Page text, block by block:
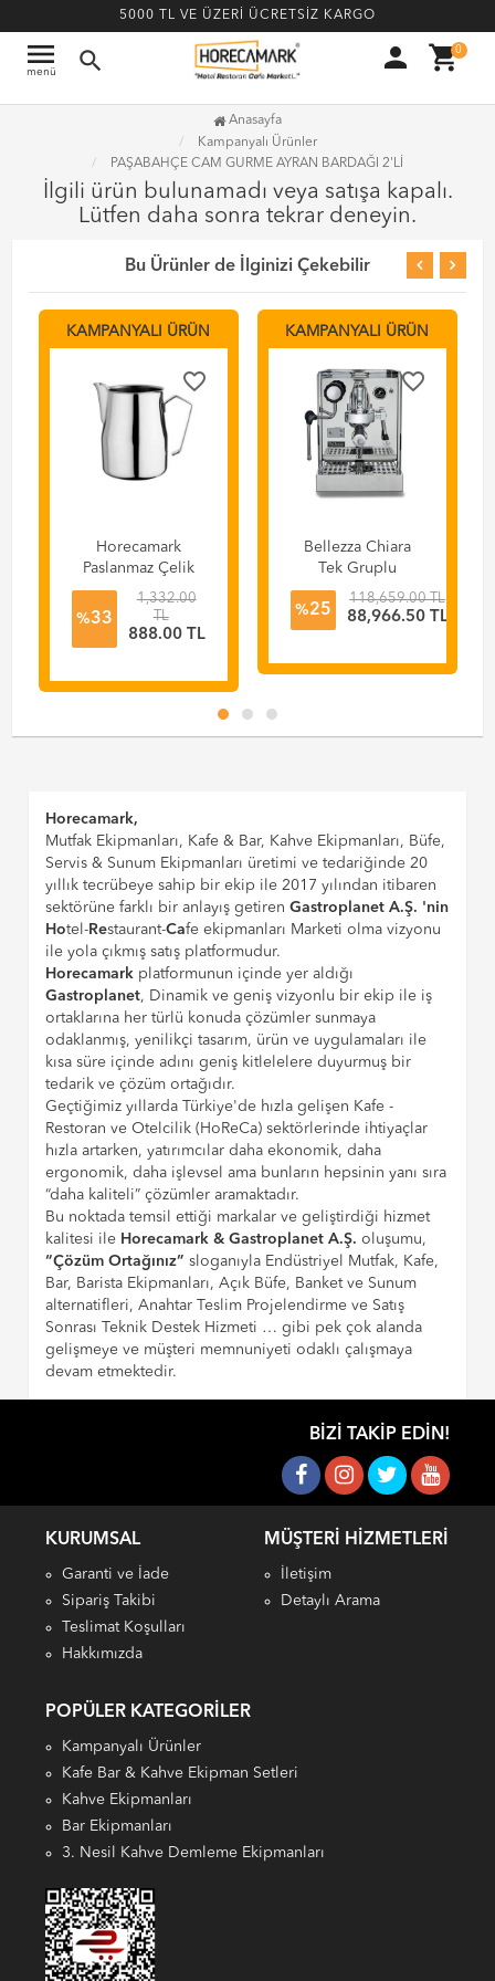
5000 TL VE ÜZERİ ÜCRETSİZ KARGO
menu
menü search person shopping_cart0
Anasayfa
Kampanyalı Ürünler
PAŞABAHÇE CAM GURME AYRAN BARDAĞI 2'Lİ
İlgili ürün bulunamadı veya satışa kapalı.
Lütfen daha sonra tekrar deneyin.
Bu Ürünler de İlginizi Çekebilir
KAMPANYALI ÜRÜN
favorite_border
Horecamark
Paslanmaz Çelik
Süt Potu Inox Milk
Pitcher 750 ml
%33
1,332.00
TL
888.00 TL
KAMPANYALI ÜRÜN
favorite_border
Bellezza Chiara
Tek Gruplu
Espresso Makinesi
%25
118,659.00 TL
88,966.50 TL
Horecamark,
Mutfak Ekipmanları, Kafe & Bar, Kahve Ekipmanları, Büfe,
Servis & Sunum Ekipmanları üretimi ve tedariğinde 20
yıllık tecrübeye sahip bir ekip ile 2017 yılından itibaren
sektörüne farklı bir anlayış getirenGastroplanet A.Ş. 'nin
Hotel-Restaurant-Cafe ekipmanları Marketi olma vizyonu
ile yola çıkmış satış platformudur.
Horecamark platformunun içinde yer aldığı
Gastroplanet, Dinamik ve geniş vizyonlu bir ekip ile iş
ortaklarına her türlü konuda çözümler sunmaya
odaklanmış, yenilikçi tasarım, ürün ve uygulamaları ile
kısa süre içinde adını geniş kitlelelere duyurmuş bir
tedarik ve çözüm ortağıdır.
Geçtiğimiz yıllarda Türkiye'de hızla gelişen Kafe -
Restoran ve Otelcilik (HoReCa) sektörlerinde ihtiyaçlar
hızla artarken, yatırımcılar daha ekonomik, daha
ergonomik, daha işlevsel ama bunların hepsinin yanı sıra
“daha kaliteli” çözümler aramaktadır.
Bu noktada temsil ettiği markalar ve geliştirdiği hizmet
kalitesi ile Horecamark & Gastroplanet A.Ş. oluşumu,
“Çözüm Ortağınız” sloganıyla Endüstriyel Mutfak, Kafe,
Bar, Barista Ekipmanları, Açık Büfe, Banket ve Sunum
alternatifleri, Anahtar Teslim Projelendirme ve Satış
Sonrası Teknik Destek Hizmeti … gibi pek çok alanda
gelişmeye ve müşteri memnuniyeti odaklı çalışmaya
devam etmektedir.
BIZI TAKIP EDIN!
KURUMSAL
Garanti ve İade
Sipariş Takibi
Teslimat Koşulları
Hakkımızda
MÜŞTERI HIZMETLERI
İletişim
Detaylı Arama
POPÜLER KATEGORILER
Kampanyalı Ürünler
Kafe Bar & Kahve Ekipman Setleri
Kahve Ekipmanları
Bar Ekipmanları
3. Nesil Kahve Demleme Ekipmanları